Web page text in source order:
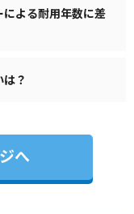
による耐用年数に差
？
へ